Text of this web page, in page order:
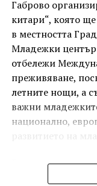
Габрово
китари“, която
в местността
Младежки център
отбележи
преживяване,
летните нощи, а
важни
национално,
Вечерта е в пика
едно от най-